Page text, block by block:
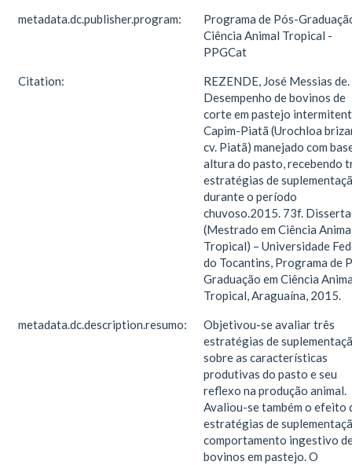
metadata.dc.publisher.program:
Programa de Pós-
Ciência Animal Tropical -
PPGCat
Citation:
REZENDE, José Messias de.
Desempenho de bovinos de
corte em pastejo
Capim-Piatã (Urochloa
cv. Piatã) manejado com
altura do pasto, recebendo
estratégias de
durante o período
chuvoso.2015. 73f.
(Mestrado em Ciência
Tropical) – Universidade
do Tocantins, Programa de
Graduação em Ciência
Tropical, Araguaína, 2015.
metadata.dc.description.resumo:
Objetivou-se avaliar três
estratégias de
sobre as características
produtivas do pasto e seu
reflexo na produção animal.
Avaliou-se também o efeito
estratégias de
comportamento ingestivo
bovinos em pastejo. O